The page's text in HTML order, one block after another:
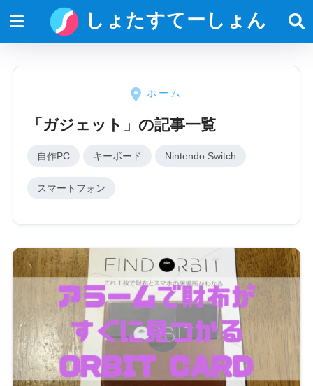
しょたすてーしょん
ホーム
「ガジェット」の記事一覧
自作PC キーボード Nintendo Switch
スマートフォン